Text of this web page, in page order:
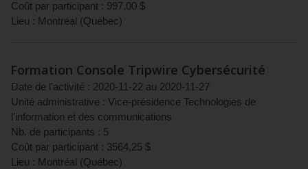
Coût par participant : 997,00 $
Lieu : Montréal (Québec)
Formation Console Tripwire Cybersécurité
Date de l'activité : 2020-11-22 au 2020-11-27
Unité administrative : Vice-présidence Technologies de
l'information et des communications
Nb. de participants : 5
Coût par participant : 3564,25 $
Lieu : Montréal (Québec)